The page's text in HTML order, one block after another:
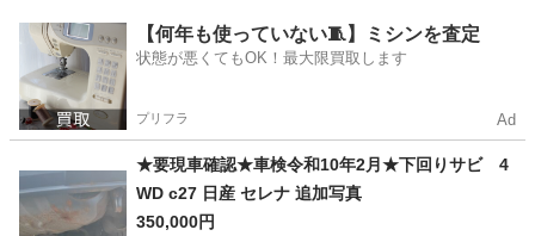
東京 東久留米市 東久留米駅 モコ アイドリングストップ
【何年も使っていない🧵】ミシンを査定
状態が悪くてもOK！最大限買取します
プリフラ Ad
★要現車確認★車検令和10年2月★下回りサビ 4
WD c27 日産 セレナ 追加写真
350,000円